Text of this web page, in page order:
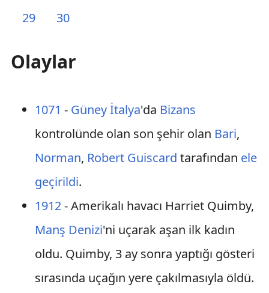
29
30
Olaylar
1071 - Güney İtalya'da Bizans
kontrolünde olan son şehir olan Bari,
Norman, Robert Guiscard tarafından ele
geçirildi.
1912- Amerikalı havacı Harriet Quimby,
Manş Denizi'ni uçarak aşan ilk kadın
oldu. Quimby, 3 ay sonra yaptığı gösteri
sırasında uçağın yere çakılmasıyla öldü.